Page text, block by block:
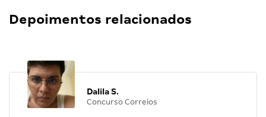
Depoimentos relacionados
Dalila S.
Concurso Correios